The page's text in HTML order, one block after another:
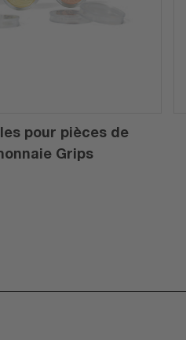
pour pièces de
Grips